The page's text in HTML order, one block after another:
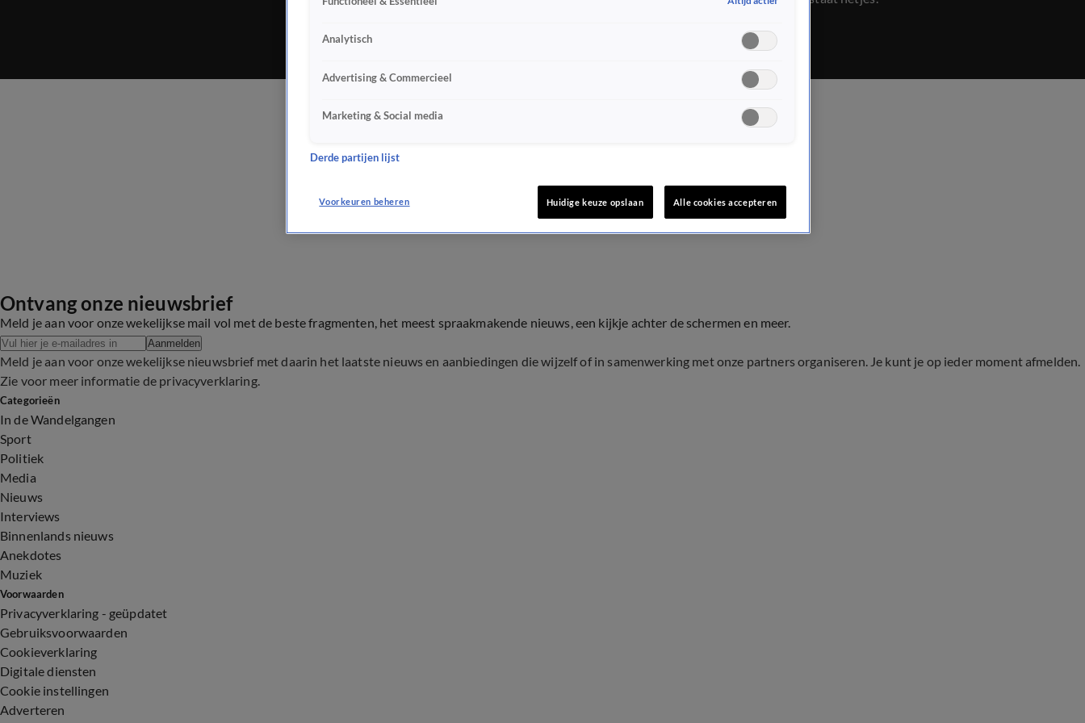
Ontvang onze nieuwsbrief
Meld je aan voor onze wekelijkse mail vol met de beste fragmenten, het meest spraakmakende nieuws, een kijkje achter de schermen en meer.
Aanmelden
Meld je aan voor onze wekelijkse nieuwsbrief met daarin het laatste nieuws en aanbiedingen die wijzelf of in samenwerking met onze partners organiseren. Je kunt je op ieder moment afmelden.
Zie voor meer informatie de privacyverklaring.
Categorieën
In de Wandelgangen
Sport
Politiek
Media
Nieuws
Interviews
Binnenlands nieuws
Anekdotes
Muziek
Voorwaarden
Privacyverklaring - geüpdatet
Gebruiksvoorwaarden
Cookieverklaring
Digitale diensten
Cookie instellingen
Adverteren
Analytisch
Advertising & Commercieel
Marketing & Social media
Derde partijen lijst
Voorkeuren beheren Huidige keuze opslaan Alle cookies accepteren